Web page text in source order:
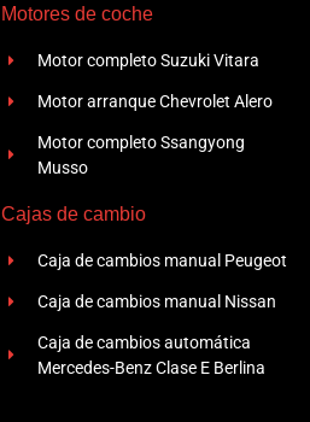
Motores de coche
Motor completo Suzuki Vitara
Motor arranque Chevrolet Alero
Motor completo Ssangyong
Musso
Cajas de cambio
Caja de cambios manual Peugeot
Caja de cambios manual Nissan
Caja de cambios automática
Mercedes-Benz Clase E Berlina